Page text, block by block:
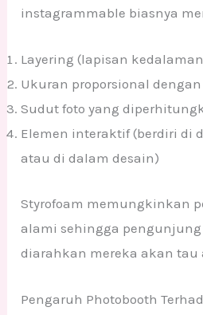
instagrammable biasnya
Layering (lapisan
Ukuran proporsional
Sudut foto yang
Elemen interaktif (berdiri di
atau di dalam desain)
Styrofoam memungkinkan
alami sehingga
diarahkan mereka akan tau
Pengaruh Photobooth